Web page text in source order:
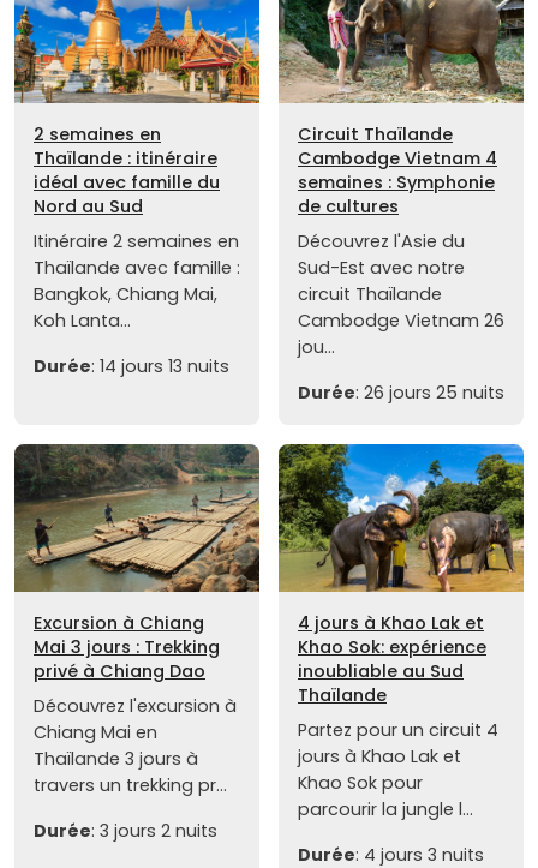
2 semaines en
Thaïlande : itinéraire
idéal avec famille du
Nord au Sud
Itinéraire 2 semaines en
Thaïlande avec famille :
Bangkok, Chiang Mai,
Koh Lanta...
Durée: 14 jours 13 nuits
Circuit Thaïlande
Cambodge Vietnam 4
semaines : Symphonie
de cultures
Découvrez l'Asie du
Sud-Est avec notre
circuit Thaïlande
Cambodge Vietnam 26
jou...
Durée: 26 jours 25 nuits
Excursion à Chiang
Mai 3 jours : Trekking
privé à Chiang Dao
Découvrez l'excursion à
Chiang Mai en
Thaïlande 3 jours à
travers un trekking pr...
Durée: 3 jours 2 nuits
4 jours à Khao Lak et
Khao Sok: expérience
inoubliable au Sud
Thaïlande
Partez pour un circuit 4
jours à Khao Lak et
Khao Sok pour
parcourir la jungle l...
Durée: 4 jours 3 nuits